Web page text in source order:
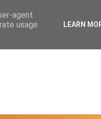
agent
usage
LEARN